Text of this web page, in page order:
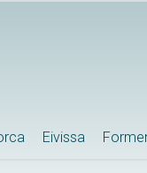
Eivissa